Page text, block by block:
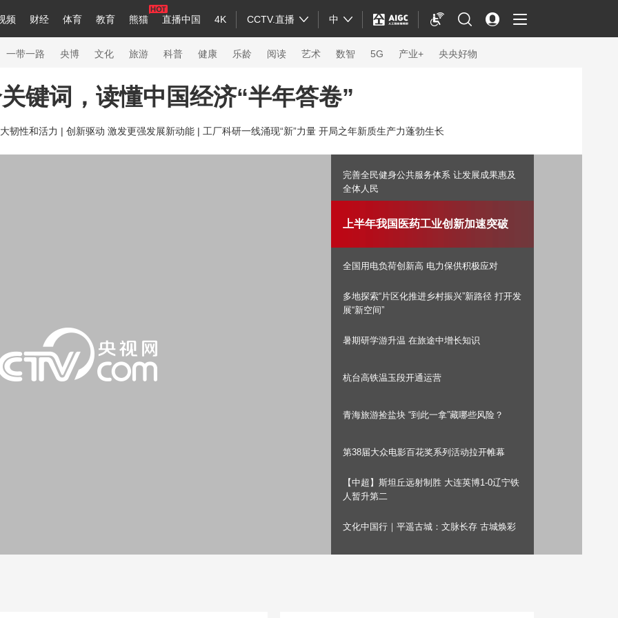
频 财经 体育 教育 熊猫 直播中国 4K CCTV.直播 中
中国领导人 央视快评 习式妙语 热解读 天天学习
节目单 听音 微视频 主持人 下载央视影音
English Монгол
一带一路 央博 文化 旅游 科普 健康 乐龄 阅读 艺术 数智 5G 产业+ 央央好物
纪录片网 国家大剧院 大型活动
科技 法治 文娱 人物 公益 图片
非遗
云起 超级工厂 智敬中国
键词，读懂中国经济“半年答卷”
韧性和活力 | 创新驱动 激发更强发展新动能 | 工厂科研一线涌现“新”力量 开局之年新质生产力蓬勃生长
完善全民健身公共服务体系 让发展成果惠及
全体人民
上半年我国医药工业创新加速突破
全国用电负荷创新高 电力保供积极应对
多地探索“片区化推进乡村振兴”新路径 打开发
展“新空间”
暑期研学游升温 在旅途中增长知识
杭台高铁温玉段开通运营
青海旅游捡盐块 “到此一拿”藏哪些风险？
第38届大众电影百花奖系列活动拉开帷幕
【中超】斯坦丘远射制胜 大连英博1-0辽宁铁
人暂升第二
文化中国行｜平遥古城：文脉长存 古城焕彩